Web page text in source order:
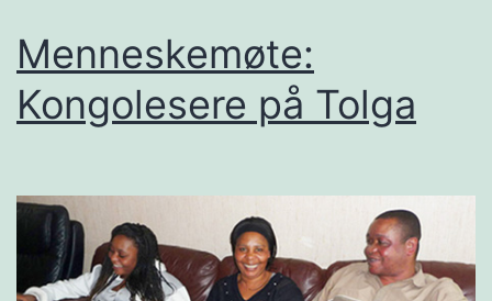
Menneskemøte:
Kongolesere på Tolga